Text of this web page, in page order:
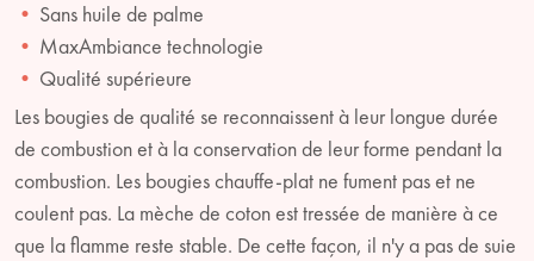
Sans huile de palme
MaxAmbiance technologie
Qualité supérieure
Les bougies de qualité se reconnaissent à leur longue durée
de combustion et à la conservation de leur forme pendant la
combustion. Les bougies chauffe-plat ne fument pas et ne
coulent pas. La mèche de coton est tressée de manière à ce
que la flamme reste stable. De cette façon, il n'y a pas de suie